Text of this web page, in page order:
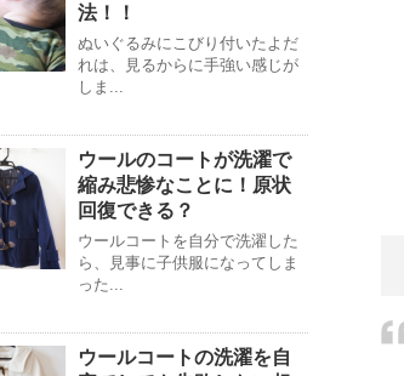
法！！
ぬいぐるみにこびり付いたよだ
れは、見るからに手強い感じが
しま...
ウールのコートが洗濯で
縮み悲惨なことに！原状
回復できる？
ウールコートを自分で洗濯した
ら、見事に子供服になってしま
った...
ウールコートの洗濯を自